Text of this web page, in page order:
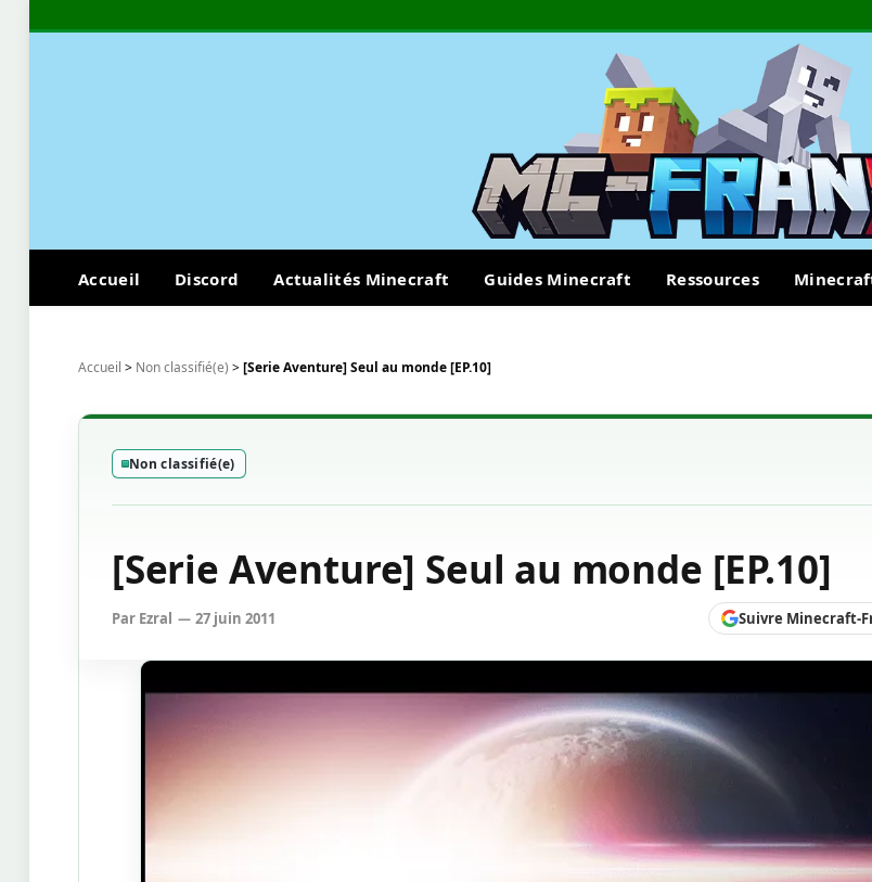
Accueil Discord Actualités Minecraft Guides Minecraft Ressources
Accueil > Non classifié(e) >[Serie Aventure] Seul au monde [EP.10]
Non classifié(e)
[Serie Aventure] Seul au monde [EP.10]
Par Ezral 27 juin 2011 Suivre Minecraft-